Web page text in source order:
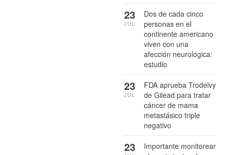
Dos de cada cinco
personas en el
continente americano
viven con una
afección neurológica:
estudio
23
JUL
FDA aprueba Trodelvy
de Gilead para tratar
cáncer de mama
metastásico triple
negativo
23
JUL
Importante monitorear
23